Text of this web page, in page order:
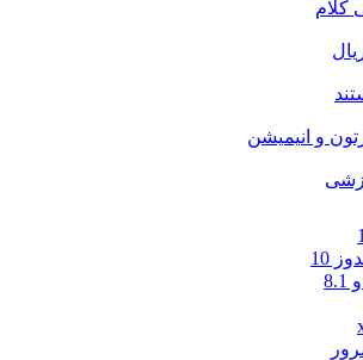
کلام
و انیمیشن
10